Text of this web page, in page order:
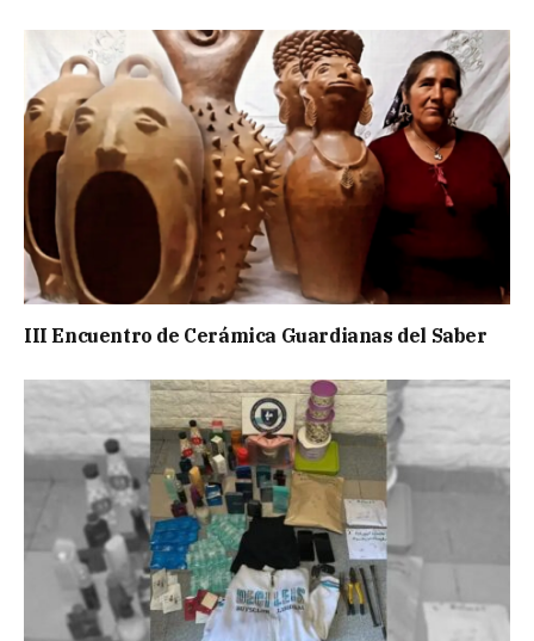
III Encuentro de Cerámica Guardianas del Saber